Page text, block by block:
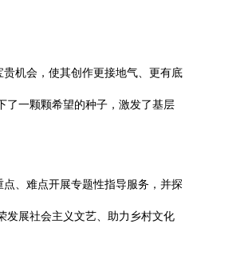
机会，使其创作更接地气、更有底
了一颗颗希望的种子，激发了基层
、难点开展专题性指导服务，并探
发展社会主义文艺、助力乡村文化